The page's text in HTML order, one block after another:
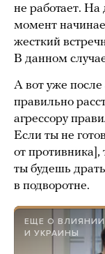
не работает. На
момент
жесткий
В данном
А вот уже
правильно
агрессору
Если ты не
от противника],
ты будешь
в подворотне.
ЕЩЕ О
И УКРАИНЫ